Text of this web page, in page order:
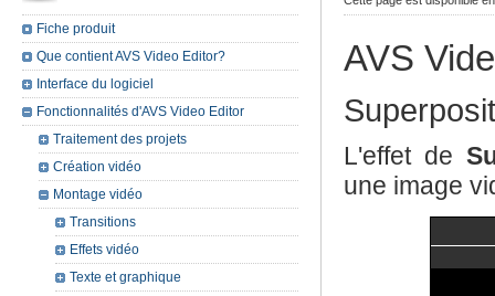
AVS
L'effet de
une image
Fiche produit
Que contient AVS Video Editor?
Interface du logiciel
Fonctionnalités d'AVS Video Editor
Traitement des projets
Création vidéo
Montage vidéo
Transitions
Effets vidéo
Texte et graphique